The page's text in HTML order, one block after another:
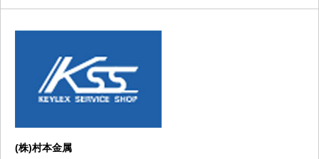
(株)村本金属